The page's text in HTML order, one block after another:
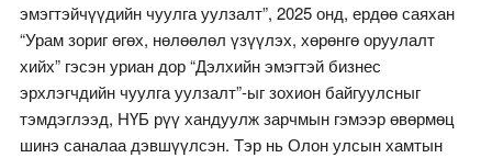
эмэгтэйчүүдийн чуулга уулзалт”, 2025 онд, ердөө саяхан
“Урам зориг өгөх, нөлөөлөл үзүүлэх, хөрөнгө оруулалт
хийх” гэсэн уриан дор “Дэлхийн эмэгтэй бизнес
эрхлэгчдийн чуулга уулзалт”-ыг зохион байгуулсныг
тэмдэглээд, НҮБ рүү хандуулж зарчмын гэмээр өвөрмөц
шинэ саналаа дэвшүүлсэн. Тэр нь Олон улсын хамтын